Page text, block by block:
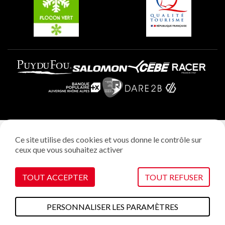
Plagne Aime 2000
Gestion des cookies
Ce site utilise des cookies et vous donne le contrôle sur
ceux que vous souhaitez activer
TOUT ACCEPTER TOUT REFUSER
PERSONNALISER LES PARAMÈTRES